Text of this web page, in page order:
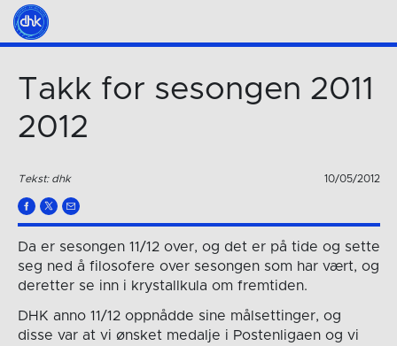
Takk for sesongen 2011
2012
Tekst: dhk 10/05/2012
Da er sesongen 11/12 over, og det er på tide og sette
seg ned å filosofere over sesongen som har vært, og
deretter se inn i krystallkula om fremtiden.
DHK anno 11/12 oppnådde sine målsettinger, og
disse var at vi ønsket medalje i Postenligaen og vi